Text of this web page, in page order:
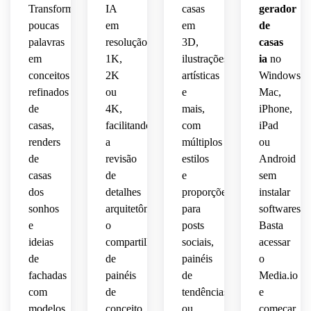
de
madeira,
gramado
bem
cuidado
de
pedra,
luz
suave
de
pôr
sombras
suaves,
clima
esparso,
difusa,
serena,
composição
equilibrada,
arquitetônica
fotorealista
partir
interior,
de
sofisticado,
de
fadas,
composição
de
apelo
fresco,
luz
equilibrada
do
dia,
proporções
práticas
de
casa
familiar,
paleta
neutra,
clara
apelo
Transforme
poucas
palavras
em
conceitos
refinados
de
casas,
renders
de
casas
dos
sonhos
e
ideias
de
fachadas
com
IA
em
resolução
1K,
2K
ou
4K,
facilitando
a
revisão
de
detalhes
arquitetônicos,
o
compartilhamento
de
painéis
de
casas
em
3D,
ilustrações
artísticas
e
mais,
com
múltiplos
estilos
e
proporções
para
posts
sociais,
painéis
de
tendências
gerador
de
casas
iano
Windows,
Mac,
iPhone,
iPad
ou
Android
sem
instalar
softwares.
Basta
acessar
o
Media.io
e